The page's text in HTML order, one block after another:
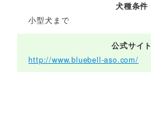
犬種条件
小型犬まで
公式サイト
http://www.bluebell-aso.com/